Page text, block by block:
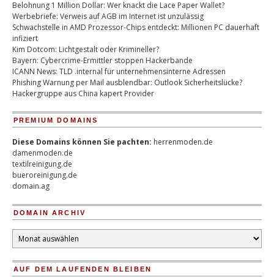
Belohnung 1 Million Dollar: Wer knackt die Lace Paper Wallet?
Werbebriefe: Verweis auf AGB im Internet ist unzulässig
Schwachstelle in AMD Prozessor-Chips entdeckt: Millionen PC dauerhaft
infiziert
Kim Dotcom: Lichtgestalt oder Krimineller?
Bayern: Cybercrime-Ermittler stoppen Hackerbande
ICANN News: TLD .internal für unternehmensinterne Adressen
Phishing Warnung per Mail ausblendbar: Outlook Sicherheitslücke?
Hackergruppe aus China kapert Provider
PREMIUM DOMAINS
Diese Domains können Sie pachten: herrenmoden.de
damenmoden.de
textilreinigung.de
bueroreinigung.de
domain.ag
DOMAIN ARCHIV
Domain
Archiv
AUF DEM LAUFENDEN BLEIBEN